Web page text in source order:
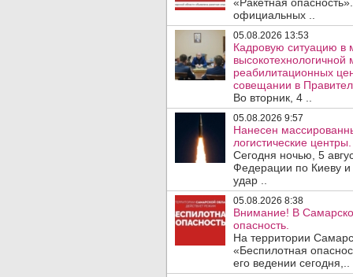
официальных ..
05.08.2026 13:53
Кадровую ситуацию в
реабилитационных
совещании в
Во вторник, 4 ..
05.08.2026 9:57
Нанесен
логистические центры.
Сегодня ночью, 5
Федерации по Киеву и
удар ..
05.08.2026 8:38
Внимание! В
опасность.
На территории
«Беспилотная
его ведении сегодня,..